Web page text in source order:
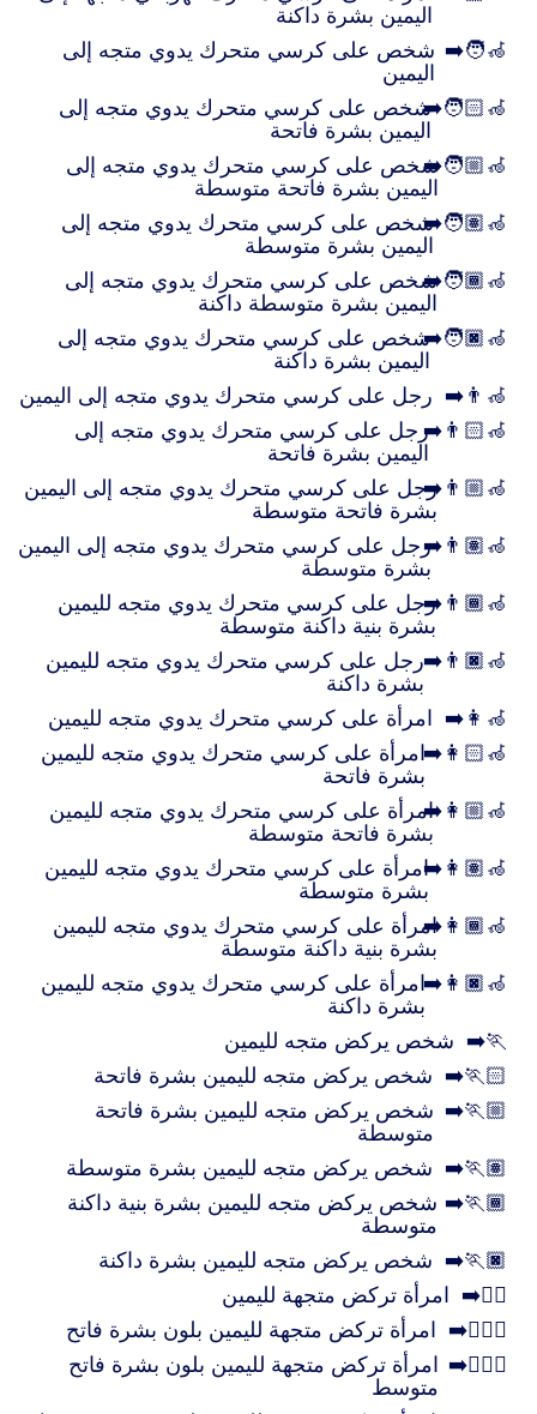
اليمين بشرة داكنة
🧑‍🦽‍➡️ شخص على كرسي متحرك يدوي متجه إلى
اليمين
🧑🏻‍🦽‍➡️شخص على كرسي متحرك يدوي متجه إلى
اليمين بشرة فاتحة
🧑🏼‍🦽‍➡️شخص على كرسي متحرك يدوي متجه إلى
اليمين بشرة فاتحة متوسطة
🧑🏽‍🦽‍➡️شخص على كرسي متحرك يدوي متجه إلى
اليمين بشرة متوسطة
🧑🏾‍🦽‍➡️شخص على كرسي متحرك يدوي متجه إلى
اليمين بشرة متوسطة داكنة
🧑🏿‍🦽‍➡️شخص على كرسي متحرك يدوي متجه إلى
اليمين بشرة داكنة
👨‍🦽‍➡️ رجل على كرسي متحرك يدوي متجه إلى اليمين
👨🏻‍🦽‍➡️رجل على كرسي متحرك يدوي متجه إلى
اليمين بشرة فاتحة
👨🏼‍🦽‍➡️رجل على كرسي متحرك يدوي متجه إلى اليمين
بشرة فاتحة متوسطة
👨🏽‍🦽‍➡️رجل على كرسي متحرك يدوي متجه إلى اليمين
بشرة متوسطة
👨🏾‍🦽‍➡️رجل على كرسي متحرك يدوي متجه لليمين
بشرة بنية داكنة متوسطة
👨🏿‍🦽‍➡️رجل على كرسي متحرك يدوي متجه لليمين
بشرة داكنة
👩‍🦽‍➡️ امرأة على كرسي متحرك يدوي متجه لليمين
👩🏻‍🦽‍➡️امرأة على كرسي متحرك يدوي متجه لليمين
بشرة فاتحة
👩🏼‍🦽‍➡️امرأة على كرسي متحرك يدوي متجه لليمين
بشرة فاتحة متوسطة
👩🏽‍🦽‍➡️امرأة على كرسي متحرك يدوي متجه لليمين
بشرة متوسطة
👩🏾‍🦽‍➡️امرأة على كرسي متحرك يدوي متجه لليمين
بشرة بنية داكنة متوسطة
👩🏿‍🦽‍➡️امرأة على كرسي متحرك يدوي متجه لليمين
بشرة داكنة
🏃‍➡️ شخص يركض متجه لليمين
🏃🏻‍➡️ شخص يركض متجه لليمين بشرة فاتحة
🏃🏼‍➡️ شخص يركض متجه لليمين بشرة فاتحة
متوسطة
🏃🏽‍➡️ شخص يركض متجه لليمين بشرة متوسطة
🏃🏾‍➡️ شخص يركض متجه لليمين بشرة بنية داكنة
متوسطة
🏃🏿‍➡️ شخص يركض متجه لليمين بشرة داكنة
🏃‍♀️‍➡️ امرأة تركض متجهة لليمين
🏃🏻‍♀️‍➡️ امرأة تركض متجهة لليمين بلون بشرة فاتح
🏃🏼‍♀️‍➡️ امرأة تركض متجهة لليمين بلون بشرة فاتح
متوسط